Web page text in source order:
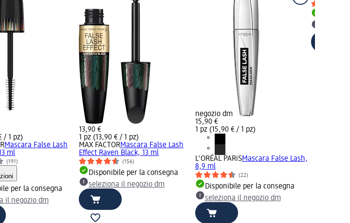
/ 1 pz)
Mascara False Lash
ml
(191)
per la consegna
il negozio dm
13,90 €
1 pz (13,90 € / 1 pz)
MAX FACTORMascara False Lash
Effect Raven Black, 13 ml
(156)
Disponibile per la consegna
seleziona il negozio dm
negozio dm
15,90 €
1 pz (15,90 € / 1 pz)
L'ORÉAL PARiSMascara False Lash,
8,9 ml
(22)
Disponibile per la consegna
seleziona il negozio dm